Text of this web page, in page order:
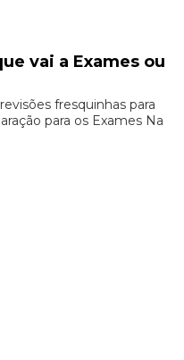
vai a Exames ou
fresquinhas para
para os Exames Na